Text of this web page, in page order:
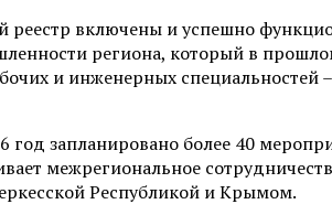
реестр включены и успешно
региона, который в
и инженерных
запланировано более 40
межрегиональное
Республикой и Крымом.